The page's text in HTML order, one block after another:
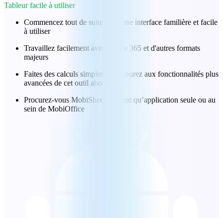
Tableur facile à utiliser
Commencez tout de suite avec une interface familière et facile
à utiliser
Travaillez facilement avec Office 365 et d'autres formats
majeurs
Faites des calculs simples ou recourez aux fonctionnalités plus
avancées de cet outil abordable
Procurez-vous MobiSheets en tant qu’application seule ou au
sein de MobiOffice